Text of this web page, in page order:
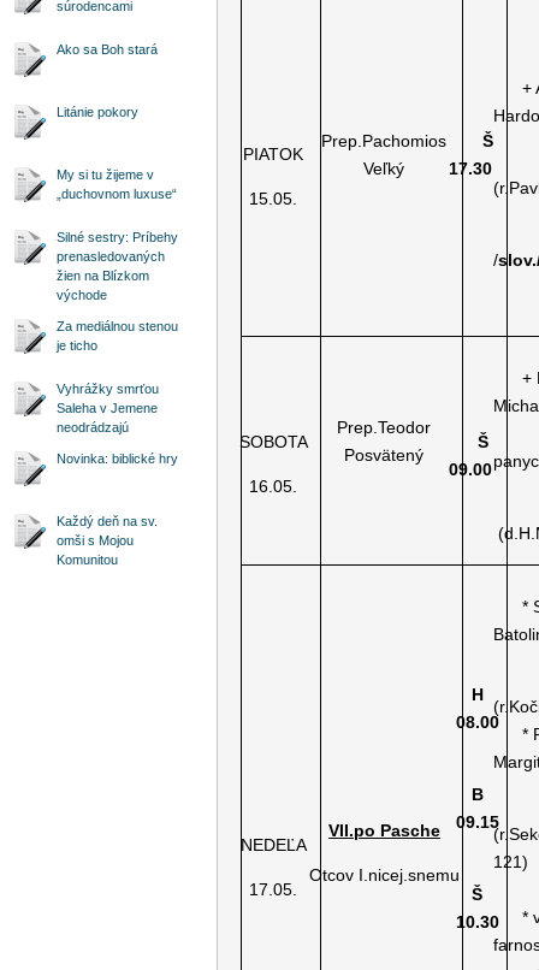
PIATOK
15.05.
Prep.Pachomios
Veľký
Š
17.30
+
/
SOBOTA
16.05.
Prep.Teodor
Posvätený
Š
09.00
+
NEDEĽA
17.05.
VII.po Pasche
Otcov I.nicej.snemu
H
08.00
B
09.15
Š
10.30
*
*
121)
*
súrodencami
Ako sa Boh stará
Litánie pokory
My si tu žijeme v
„duchovnom luxuse“
Silné sestry: Príbehy
prenasledovaných
žien na Blízkom
východe
Za mediálnou stenou
je ticho
Vyhrážky smrťou
Saleha v Jemene
neodrádzajú
Novinka: biblické hry
Každý deň na sv.
omši s Mojou
Komunitou